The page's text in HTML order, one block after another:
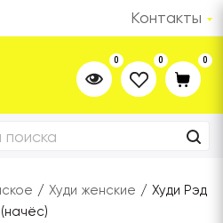
Контакты
0 0 0
/ Худи женские / Худи Рэд
(начёс)